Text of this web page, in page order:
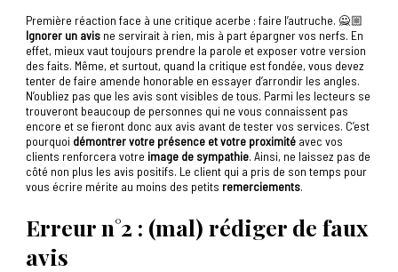
Première réaction face à une critique acerbe : faire l’autruche. 🙅🏼
Ignorer un avis ne servirait à rien, mis à part épargner vos nerfs. En
effet, mieux vaut toujours prendre la parole et exposer votre version
des faits. Même, et surtout, quand la critique est fondée, vous devez
tenter de faire amende honorable en essayer d’arrondir les angles.
N’oubliez pas que les avis sont visibles de tous. Parmi les lecteurs se
trouveront beaucoup de personnes qui ne vous connaissent pas
encore et se fieront donc aux avis avant de tester vos services. C’est
pourquoi démontrer votre présence et votre proximité avec vos
clients renforcera votre image de sympathie. Ainsi, ne laissez pas de
côté non plus les avis positifs. Le client qui a pris de son temps pour
vous écrire mérite au moins des petits remerciements.
Erreur n°2 : (mal) rédiger de faux
avis